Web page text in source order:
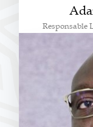
Responsable